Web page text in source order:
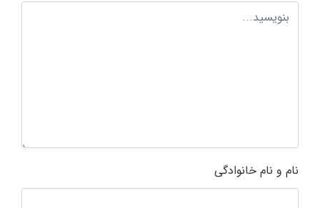
نام و نام خانوادگی